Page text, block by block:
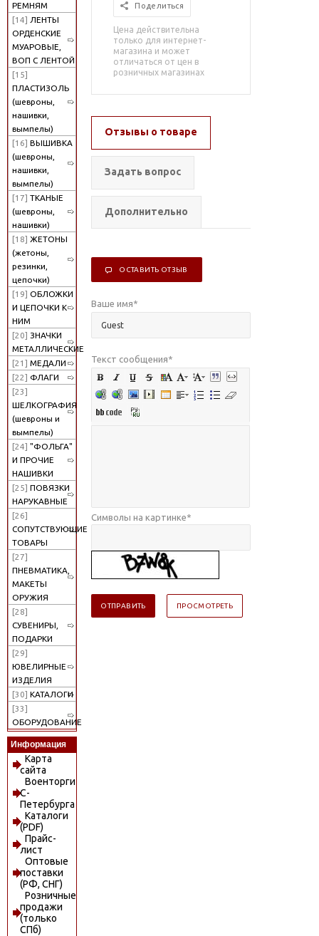
РЕМНЯМ
[14] ЛЕНТЫ
ОРДЕНСКИЕ
МУАРОВЫЕ,
ВОП С ЛЕНТОЙ
[15]
ПЛАСТИЗОЛЬ
(шевроны,
нашивки,
вымпелы)
[16] ВЫШИВКА
(шевроны,
нашивки,
вымпелы)
[17] ТКАНЫЕ
(шевроны,
нашивки)
[18] ЖЕТОНЫ
(жетоны,
резинки,
цепочки)
[19] ОБЛОЖКИ
И ЦЕПОЧКИ К
НИМ
[20] ЗНАЧКИ
МЕТАЛЛИЧЕСКИЕ
[21] МЕДАЛИ
[22] ФЛАГИ
[23]
ШЕЛКОГРАФИЯ
(шевроны и
вымпелы)
[24] "ФОЛЬГА"
И ПРОЧИЕ
НАШИВКИ
[25] ПОВЯЗКИ
НАРУКАВНЫЕ
[26]
СОПУТСТВУЮЩИЕ
ТОВАРЫ
[27]
ПНЕВМАТИКА,
МАКЕТЫ
ОРУЖИЯ
[28]
СУВЕНИРЫ,
ПОДАРКИ
[29]
ЮВЕЛИРНЫЕ
ИЗДЕЛИЯ
[30] КАТАЛОГИ
[33]
ОБОРУДОВАНИЕ
Информация
Карта
сайта
Военторги
С-
Петербурга
Каталоги
(PDF)
Прайс-
лист
Оптовые
поставки
(РФ, СНГ)
Розничные
продажи
(только
СПб)
Поделиться
Цена действительна
только для интернет-
магазина и может
отличаться от цен в
розничных магазинах
Отзывы о товаре
Задать вопрос
Дополнительно
ОСТАВИТЬ ОТЗЫВ
Ваше имя*
Текст сообщения*
Символы на картинке*